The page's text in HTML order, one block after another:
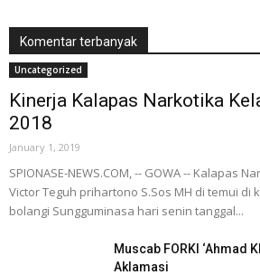
Komentar terbanyak
Uncategorized
Kinerja Kalapas Narkotika
2018
January 1, 2019
SPIONASE-NEWS.COM, -- GOWA -- Kalapas
Victor Teguh prihartono S.Sos MH di temui di
bolangi Sungguminasa hari senin tanggal...
Muscab FORKI ‘Ahmad
Aklamasi